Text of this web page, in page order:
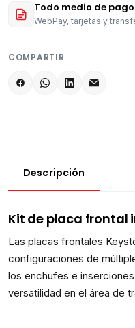
Todo medio de pago
WebPay, tarjetas y
COMPARTIR
Descripción
Kit de placa frontal
Las placas frontales
configuraciones de
los enchufes e
versatilidad en el área de